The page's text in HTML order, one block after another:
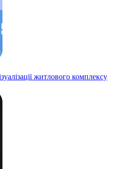
житлового комплексу